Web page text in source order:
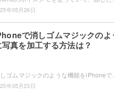
年05月26日
で消しゴムマジックのよ
写真を加工する方法は？
年05月23日